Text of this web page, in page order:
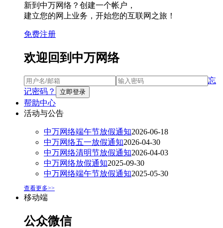
新到中万网络？创建一个帐户，
建立您的网上业务，开始您的互联网之旅！
免费注册
欢迎回到中万网络
忘
记密码？
帮助中心
活动与公告
中万网络端午节放假通知2026-06-18
中万网络五一放假通知2026-04-30
中万网络清明节放假通知2026-04-03
中万网络放假通知2025-09-30
中万网络端午节放假通知2025-05-30
查看更多>>
移动端
公众微信